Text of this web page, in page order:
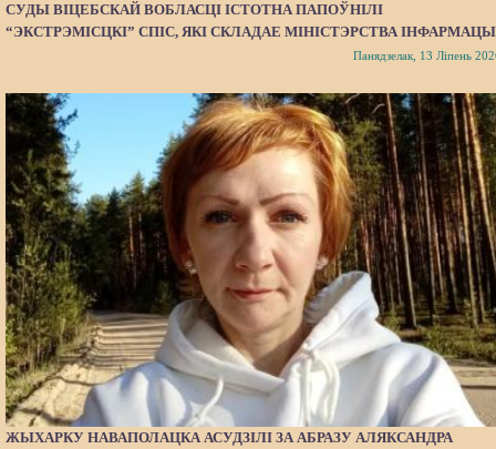
СУДЫ ВІЦЕБСКАЙ ВОБЛАСЦІ ІСТОТНА ПАПОЎНІЛІ
“ЭКСТРЭМІСЦКІ” СПІС, ЯКІ СКЛАДАЕ МІНІСТЭРСТВА
Панядзелак, 13 Ліпень
ЖЫХАРКУ НАВАПОЛАЦКА АСУДЗІЛІ ЗА АБРАЗУ АЛЯКСАНДРА